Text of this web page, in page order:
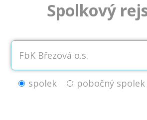
Spolkový
spolek pobočný spolek